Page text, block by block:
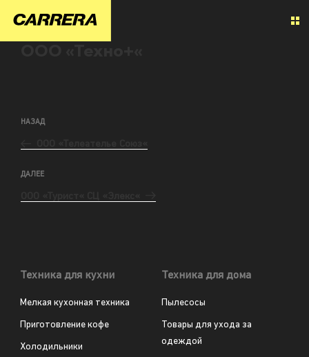
НАЗАД
ДАЛЕЕ
Техника для кухни
Мелкая кухонная техника
Приготовление кофе
Холодильники
Техника для дома
Пылесосы
Товары для ухода за
одеждой